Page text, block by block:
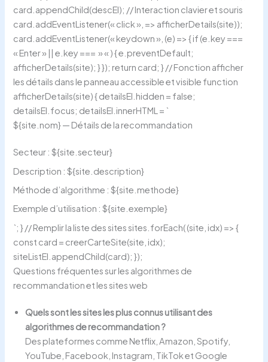
card.appendChild(descEl); // Interaction clavier et souris
card.addEventListener(« click », => afficherDetails(site));
card.addEventListener(« keydown », (e) => { if (e.key ===
« Enter » || e.key === » « ) { e.preventDefault;
afficherDetails(site); } }); return card; } // Fonction afficher
les détails dans le panneau accessible et visible function
afficherDetails(site) { detailsEl.hidden = false;
detailsEl.focus; detailsEl.innerHTML = `
${site.nom} — Détails de la recommandation
Secteur : ${site.secteur}
Description : ${site.description}
Méthode d’algorithme : ${site.methode}
Exemple d’utilisation : ${site.exemple}
`; } // Remplir la liste des sites sites.forEach( (site, idx) => {
const card = creerCarteSite(site, idx);
siteListEl.appendChild(card); });
Questions fréquentes sur les algorithmes de
recommandation et les sites web
Quels sont les sites les plus connus utilisant des
algorithmes de recommandation ?
Des plateformes comme Netflix, Amazon, Spotify,
YouTube, Facebook, Instagram, TikTok et Google